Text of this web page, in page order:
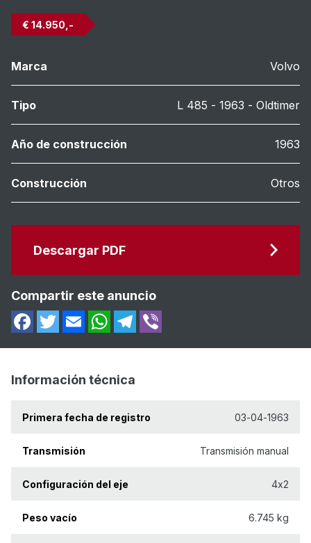
€ 14.950,-
Marca Volvo
Tipo L 485 - 1963 - Oldtimer
Año de construcción 1963
Construcción Otros
Descargar PDF
Compartir este anuncio
Información técnica
Primera fecha de registro 03-04-1963
Transmisión Transmisión manual
Configuración del eje 4x2
Peso vacío 6.745 kg